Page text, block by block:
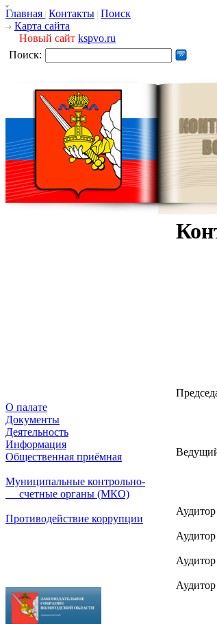
Главная Контакты Поиск
Карта сайта
Новый сайт kspvo.ru
Поиск:
О палате
Документы
Деятельность
Информация
Общественная приёмная
Муниципальные контрольно-
счетные органы (МКО)
Противодействие коррупции
Аудитор
Аудитор
Аудитор
Аудитор